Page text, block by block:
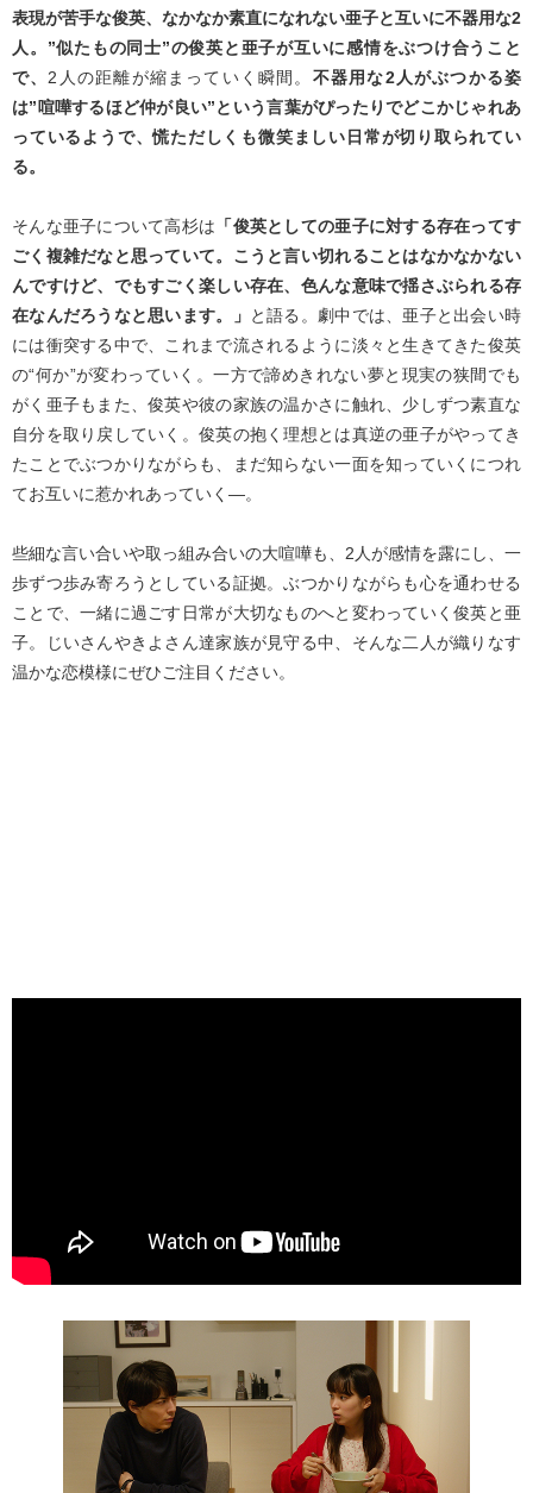
表現が苦手な俊英、なかなか素直になれない亜子と互いに不器用な2
人。”似たもの同士”の俊英と亜子が互いに感情をぶつけ合うこと
で、 2人の距離が縮まっていく瞬間。 不器用な2人がぶつかる姿
は”喧嘩するほど仲が良い”という言葉がぴったりでどこかじゃれあ
っているようで、慌ただしくも微笑ましい日常が切り取られてい
る。
そんな亜子について高杉は 「俊英としての亜子に対する存在ってす
ごく複雑だなと思っていて。こうと言い切れることはなかなかない
んですけど、でもすごく楽しい存在、色んな意味で揺さぶられる存
在なんだろうなと思います。」 と語る。劇中では、亜子と出会い時
には衝突する中で、これまで流されるように淡々と生きてきた俊英
の“何か”が変わっていく。一方で諦めきれない夢と現実の狭間でも
がく亜子もまた、俊英や彼の家族の温かさに触れ、少しずつ素直な
自分を取り戻していく。俊英の抱く理想とは真逆の亜子がやってき
たことでぶつかりながらも、まだ知らない一面を知っていくにつれ
てお互いに惹かれあっていく―。
些細な言い合いや取っ組み合いの大喧嘩も、2人が感情を露にし、一
歩ずつ歩み寄ろうとしている証拠。ぶつかりながらも心を通わせる
ことで、一緒に過ごす日常が大切なものへと変わっていく俊英と亜
子。じいさんやきよさん達家族が見守る中、そんな二人が織りなす
温かな恋模様にぜひご注目ください。